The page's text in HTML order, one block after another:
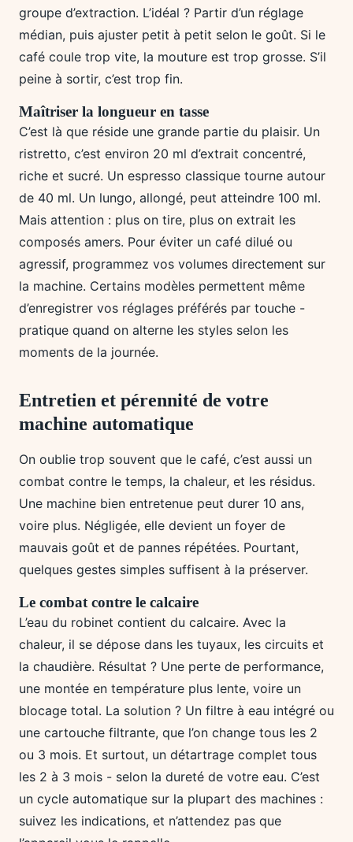
groupe d’extraction. L’idéal ? Partir d’un réglage
médian, puis ajuster petit à petit selon le goût. Si le
café coule trop vite, la mouture est trop grosse. S’il
peine à sortir, c’est trop fin.
Maîtriser la longueur en tasse
C’est là que réside une grande partie du plaisir. Un
ristretto, c’est environ 20 ml d’extrait concentré,
riche et sucré. Un espresso classique tourne autour
de 40 ml. Un lungo, allongé, peut atteindre 100 ml.
Mais attention : plus on tire, plus on extrait les
composés amers. Pour éviter un café dilué ou
agressif, programmez vos volumes directement sur
la machine. Certains modèles permettent même
d’enregistrer vos réglages préférés par touche -
pratique quand on alterne les styles selon les
moments de la journée.
Entretien et pérennité de votre
machine automatique
On oublie trop souvent que le café, c’est aussi un
combat contre le temps, la chaleur, et les résidus.
Une machine bien entretenue peut durer 10 ans,
voire plus. Négligée, elle devient un foyer de
mauvais goût et de pannes répétées. Pourtant,
quelques gestes simples suffisent à la préserver.
Le combat contre le calcaire
L’eau du robinet contient du calcaire. Avec la
chaleur, il se dépose dans les tuyaux, les circuits et
la chaudière. Résultat ? Une perte de performance,
une montée en température plus lente, voire un
blocage total. La solution ? Un filtre à eau intégré ou
une cartouche filtrante, que l’on change tous les 2
ou 3 mois. Et surtout, un détartrage complet tous
les 2 à 3 mois - selon la dureté de votre eau. C’est
un cycle automatique sur la plupart des machines :
suivez les indications, et n’attendez pas que